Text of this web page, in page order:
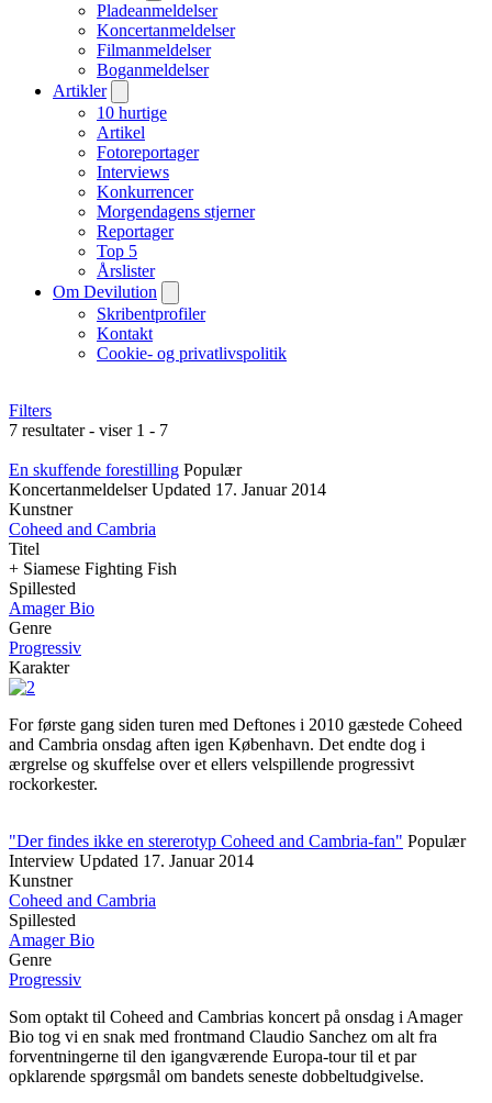
Pladeanmeldelser
Koncertanmeldelser
Filmanmeldelser
Boganmeldelser
Artikler
10 hurtige
Artikel
Fotoreportager
Interviews
Konkurrencer
Morgendagens stjerner
Reportager
Top 5
Årslister
Om Devilution
Skribentprofiler
Kontakt
Cookie- og privatlivspolitik
Filters
7 resultater - viser 1 - 7
En skuffende forestilling Populær
Koncertanmeldelser Updated 17. Januar 2014
Kunstner
Coheed and Cambria
Titel
+ Siamese Fighting Fish
Spillested
Amager Bio
Genre
Progressiv
Karakter
For første gang siden turen med Deftones i 2010 gæstede Coheed
and Cambria onsdag aften igen København. Det endte dog i
ærgrelse og skuffelse over et ellers velspillende progressivt
rockorkester.
"Der findes ikke en stererotyp Coheed and Cambria-fan" Populær
Interview Updated 17. Januar 2014
Kunstner
Coheed and Cambria
Spillested
Amager Bio
Genre
Progressiv
Som optakt til Coheed and Cambrias koncert på onsdag i Amager
Bio tog vi en snak med frontmand Claudio Sanchez om alt fra
forventningerne til den igangværende Europa-tour til et par
opklarende spørgsmål om bandets seneste dobbeltudgivelse.